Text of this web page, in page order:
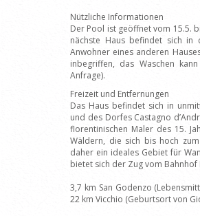
Nützliche Informationen
Der Pool ist geöffnet vom 15.5.
nächste Haus befindet sich in
Anwohner eines anderen
inbegriffen, das Waschen
Anfrage).
Freizeit und Entfernungen
Das Haus befindet sich in
und des Dorfes Castagno
florentinischen Maler des 15.
Wäldern, die sich bis hoch
daher ein ideales Gebiet für
bietet sich der Zug vom
3,7 km San Godenzo
22 km Vicchio (Geburtsort von